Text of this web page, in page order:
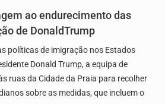
ao endurecimento das
de DonaldTrump
políticas de imigração nos Estados
Donald Trump, a equipa de
ruas da Cidade da Praia para recolher
sobre as medidas, que incluem o